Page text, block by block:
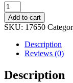
Чехол
iPhone
11
Pro
Max
Silicone
(Black)
quantity
Add to cart
SKU: 17650
Description
Reviews (0)
Description